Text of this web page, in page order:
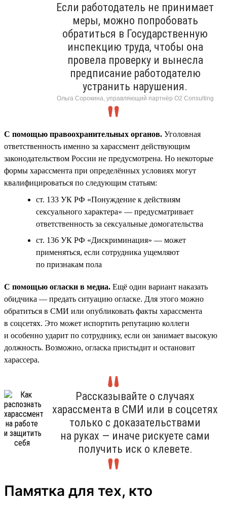
Если работодатель не принимает
меры, можно попробовать
обратиться в Государственную
инспекцию труда, чтобы она
провела проверку и вынесла
предписание работодателю
устранить нарушения.
Ольга Сорокина, управляющий партнёр О2 Consulting
С помощью правоохранительных органов. Уголовная
ответственность именно за харассмент действующим
законодательством России не предусмотрена. Но некоторые
формы харассмента при определённых условиях могут
квалифицироваться по следующим статьям:
ст. 133 УК РФ «Понуждение к действиям
сексуального характера» — предусматривает
ответственность за сексуальные домогательства
ст. 136 УК РФ «Дискриминация» — может
применяться, если сотрудника ущемляют
по признакам пола
С помощью огласки в медиа. Ещё один вариант наказать
обидчика — предать ситуацию огласке. Для этого можно
обратиться в СМИ или опубликовать факты харассмента
в соцсетях. Это может испортить репутацию коллеги
и особенно ударит по сотруднику, если он занимает высокую
должность. Возможно, огласка пристыдит и остановит
харассера.
Рассказывайте о случаях
харассмента в СМИ или в соцсетях
только с доказательствами
на руках — иначе рискуете сами
получить иск о клевете.
Памятка для тех, кто